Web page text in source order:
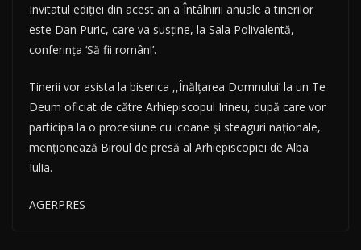
Invitatul ediţiei din acest an a Întâlnirii anuale a tinerilor
este Dan Puric, care va susţine, la Sala Polivalentă,
conferinţa ‘Să fii român!’.
Tinerii vor asista la biserica ,,Înălţarea Domnului’ la un Te
Deum oficiat de către Arhiepiscopul Irineu, după care vor
participa la o procesiune cu icoane şi steaguri naţionale,
menţionează Biroul de presă al Arhiepiscopiei de Alba
Iulia.
AGERPRES